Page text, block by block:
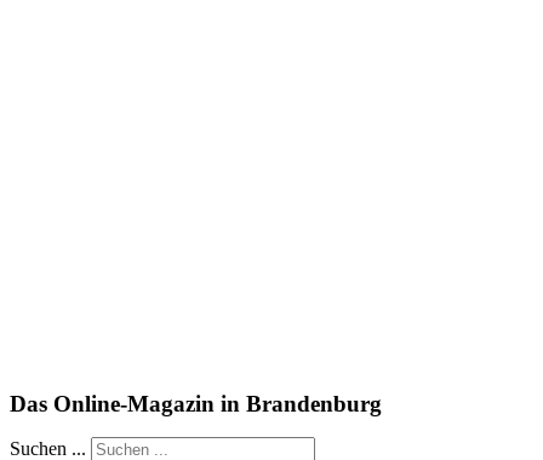
Das Online-Magazin in Brandenburg
Suchen ...